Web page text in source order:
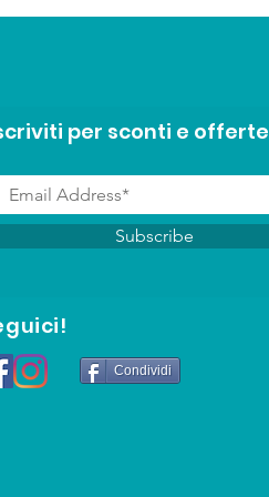
per sconti e offerte
Subscribe
Condividi